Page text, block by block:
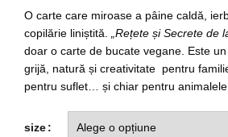
O carte care miroase a pâine caldă,
copilărie liniștită. „Rețete și Secrete de
doar o carte de bucate vegane. Este
grijă, natură și creativitate pentru
pentru suflet… și chiar pentru
size